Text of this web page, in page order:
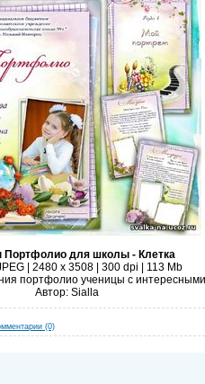
для школы - Клетка
| 2480 x 3508 | 300 dpi | 113 Mb
портфолио ученицы с
Автор: Sialla
(0)